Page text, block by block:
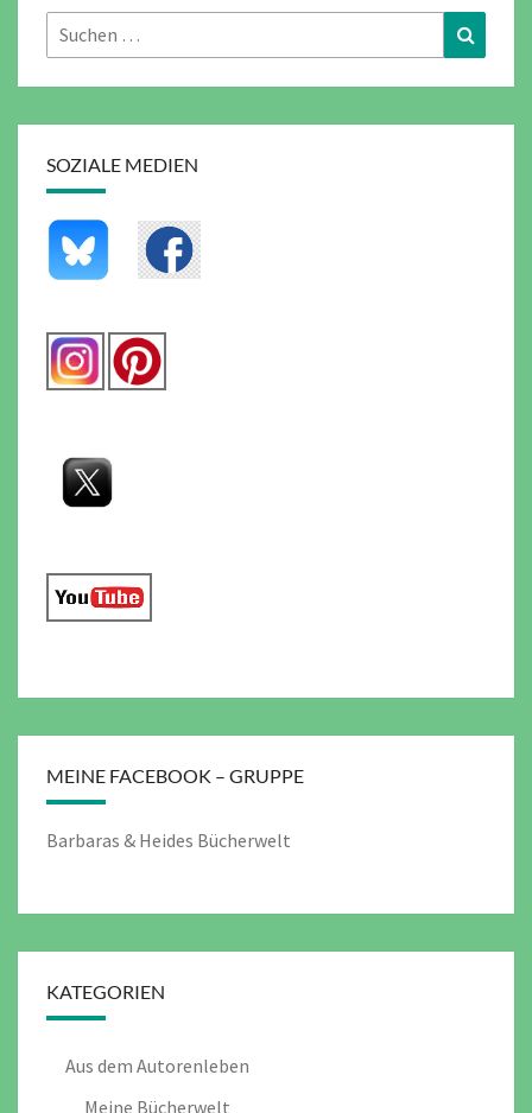
Suchen
nach:
SOZIALE MEDIEN
MEINE FACEBOOK – GRUPPE
Barbaras & Heides Bücherwelt
KATEGORIEN
Aus dem Autorenleben
Meine Bücherwelt